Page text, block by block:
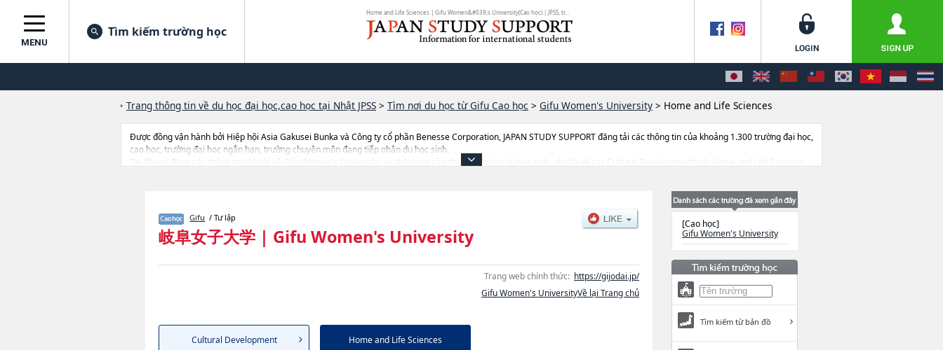
Home and Life Sciences | Gifu Women&#039;s University(Cao học) | JPSS, tr...
MENU
Tìm kiếm trường học
Trang thông tin về du học đại học,cao học tại Nhật JPSS > Tìm nơi du học từ Gifu Cao học > Gifu Women's University > Home and Life Sciences
Được đồng vận hành bởi Hiệp hội Asia Gakusei Bunka và Công ty cổ phần Benesse Corporation, JAPAN STUDY SUPPORT đăng tải các thông tin của khoảng 1.300 trường đại học,
cao học, trường đại học ngắn hạn, trường chuyên môn đang tiếp nhận du học sinh.
Tại đây có đăng các thông tin chi tiết về Gifu Women's University, và thông tin cần thiết dành cho du học sinh, như là về các Cultural DevelopmenthoặcHome and Life Sciences,
Gifu / Tư lập
岐阜女子大学 | Gifu Women's University
Trang web chính thức: https://gijodai.jp/
Gifu Women's UniversityVề lại Trang chủ
Cultural Development Home and Life Sciences
[Cao học]
Gifu Women's University
Tìm kiếm từ bản đồ